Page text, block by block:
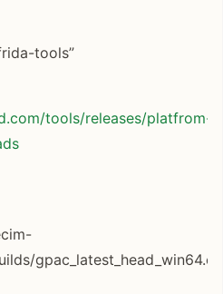
tools”
tools/releases/platfrom-